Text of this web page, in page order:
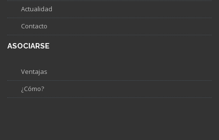
Actualidad
Contacto
ASOCIARSE
Ventajas
¿Cómo?